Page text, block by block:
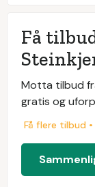
Få
Motta tilbud
gratis og
Få flere tilbud